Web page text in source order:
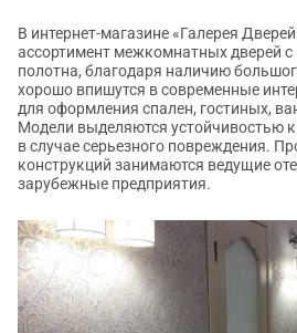
В интернет-магазине «Галерея
ассортимент межкомнатных дверей
полотна, благодаря наличию
хорошо впишутся в современные
для оформления спален, гостиных,
Модели выделяются устойчивостью
в случае серьезного повреждения.
конструкций занимаются ведущие
зарубежные предприятия.